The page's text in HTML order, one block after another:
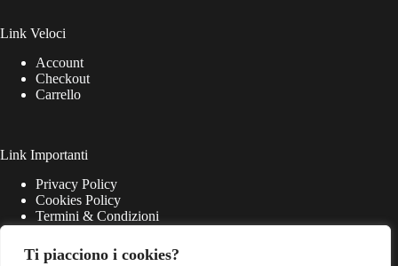
Ti piacciono i cookies?
Link Veloci
Account
Checkout
Carrello
Link Importanti
Privacy Policy
Cookies Policy
Termini & Condizioni